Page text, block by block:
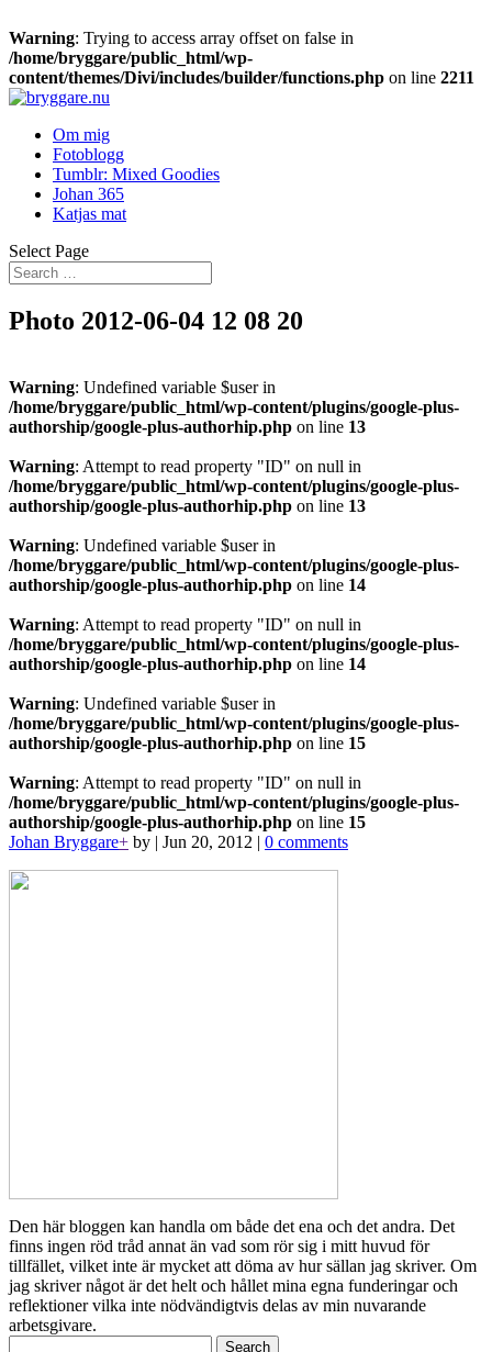
Warning: Trying to access array offset on false in
/home/bryggare/public_html/wp-
content/themes/Divi/includes/builder/functions.php on line 2211
Om mig
Fotoblogg
Tumblr: Mixed Goodies
Johan 365
Katjas mat
Select Page
Photo 2012-06-04 12 08 20
Warning: Undefined variable $user in
/home/bryggare/public_html/wp-content/plugins/google-plus-
authorship/google-plus-authorhip.php on line 13
Warning: Attempt to read property "ID" on null in
/home/bryggare/public_html/wp-content/plugins/google-plus-
authorship/google-plus-authorhip.php on line 13
Warning: Undefined variable $user in
/home/bryggare/public_html/wp-content/plugins/google-plus-
authorship/google-plus-authorhip.php on line 14
Warning: Attempt to read property "ID" on null in
/home/bryggare/public_html/wp-content/plugins/google-plus-
authorship/google-plus-authorhip.php on line 14
Warning: Undefined variable $user in
/home/bryggare/public_html/wp-content/plugins/google-plus-
authorship/google-plus-authorhip.php on line 15
Warning: Attempt to read property "ID" on null in
/home/bryggare/public_html/wp-content/plugins/google-plus-
authorship/google-plus-authorhip.php on line 15
Johan Bryggare+ by | Jun 20, 2012 | 0 comments
Den här bloggen kan handla om både det ena och det andra. Det
finns ingen röd tråd annat än vad som rör sig i mitt huvud för
tillfället, vilket inte är mycket att döma av hur sällan jag skriver. Om
jag skriver något är det helt och hållet mina egna funderingar och
reflektioner vilka inte nödvändigtvis delas av min nuvarande
arbetsgivare.